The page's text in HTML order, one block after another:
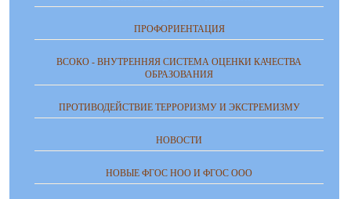
ПРОФОРИЕНТАЦИЯ
ВСОКО - ВНУТРЕННЯЯ СИСТЕМА ОЦЕНКИ КАЧЕСТВА
ОБРАЗОВАНИЯ
ПРОТИВОДЕЙСТВИЕ ТЕРРОРИЗМУ И ЭКСТРЕМИЗМУ
НОВОСТИ
НОВЫЕ ФГОС НОО И ФГОС ООО